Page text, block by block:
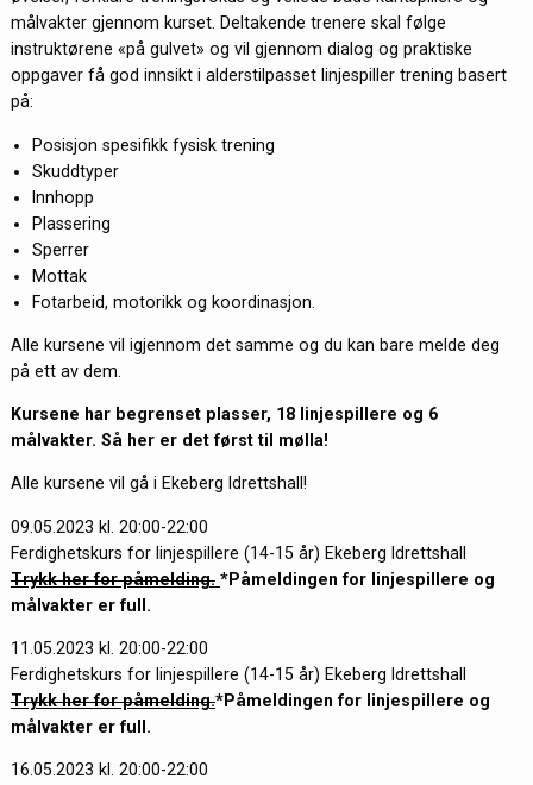
målvakter gjennom kurset. Deltakende trenere skal følge
instruktørene «på gulvet» og vil gjennom dialog og praktiske
oppgaver få god innsikt i alderstilpasset linjespiller trening basert
på:
Posisjon spesifikk fysisk trening
Skuddtyper
Innhopp
Plassering
Sperrer
Mottak
Fotarbeid, motorikk og koordinasjon.
Alle kursene vil igjennom det samme og du kan bare melde deg
på ett av dem.
Kursene har begrenset plasser, 18 linjespillere og 6
målvakter. Så her er det først til mølla!
Alle kursene vil gå i Ekeberg Idrettshall!
09.05.2023 kl. 20:00-22:00
Ferdighetskurs for linjespillere (14-15 år) Ekeberg Idrettshall
Trykk her for påmelding. *Påmeldingen for linjespillere og
målvakter er full.
11.05.2023 kl. 20:00-22:00
Ferdighetskurs for linjespillere (14-15 år) Ekeberg Idrettshall
Trykk her for påmelding.*Påmeldingen for linjespillere og
målvakter er full.
16.05.2023 kl. 20:00-22:00